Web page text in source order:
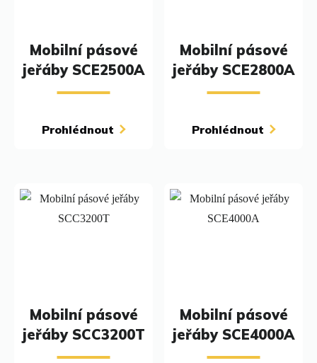
Mobilní pásové
jeřáby SCE2500A
Prohlédnout
Mobilní pásové
jeřáby SCE2800A
Prohlédnout
Mobilní pásové
jeřáby SCC3200T
Mobilní pásové
jeřáby SCE4000A